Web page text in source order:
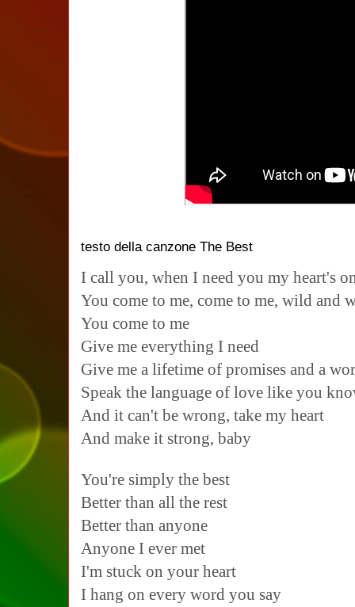
testo della canzone The Best
I call you, when I need you my heart's
You come to me, come to me, wild and
You come to me
Give me everything I need
Give me a lifetime of promises and a
Speak the language of love like you
And it can't be wrong, take my heart
And make it strong, baby
You're simply the best
Better than all the rest
Better than anyone
Anyone I ever met
I'm stuck on your heart
I hang on every word you say